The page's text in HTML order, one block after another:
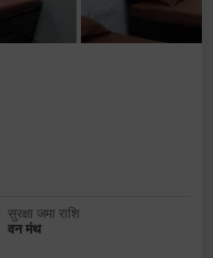
सुरक्षा जमा राशि
वन मंथ